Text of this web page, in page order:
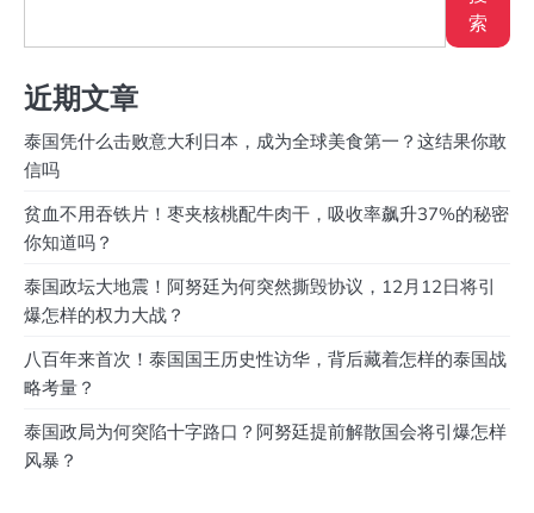
索
近期文章
泰国凭什么击败意大利日本，成为全球美食第一？这结果你敢
信吗
贫血不用吞铁片！枣夹核桃配牛肉干，吸收率飙升37%的秘密
你知道吗？
泰国政坛大地震！阿努廷为何突然撕毁协议，12月12日将引
爆怎样的权力大战？
八百年来首次！泰国国王历史性访华，背后藏着怎样的泰国战
略考量？
泰国政局为何突陷十字路口？阿努廷提前解散国会将引爆怎样
风暴？